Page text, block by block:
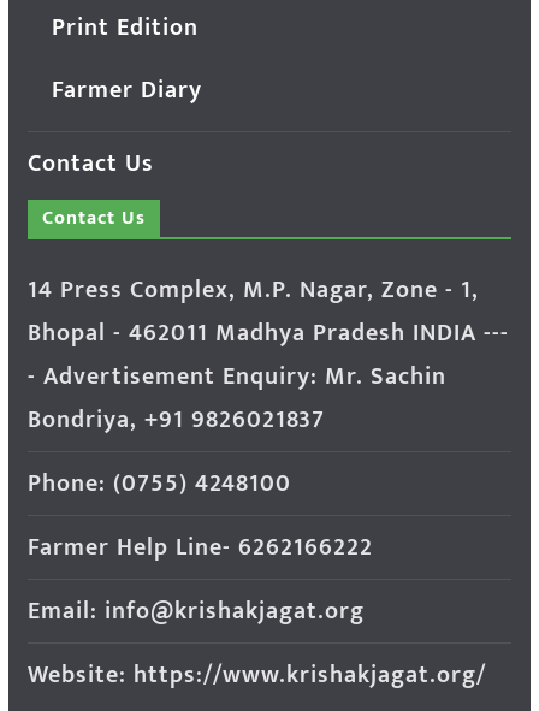
Print Edition
Farmer Diary
Contact Us
Contact Us
14 Press Complex, M.P. Nagar, Zone - 1,
Bhopal - 462011 Madhya Pradesh INDIA ---
- Advertisement Enquiry: Mr. Sachin
Bondriya, +91 9826021837
Phone: (0755) 4248100
Farmer Help Line- 6262166222
Email: info@krishakjagat.org
Website: https://www.krishakjagat.org/